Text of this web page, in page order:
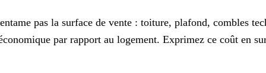
pas la surface de vente : toiture, plafond, combles
par rapport au logement. Exprimez ce coût en